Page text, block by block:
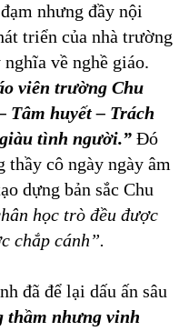
nhưng đầy nội
triển của nhà trường
về nghề giáo.
viên trường Chu
Tâm huyết – Trách
tình người.” Đó
cô ngày ngày âm
dựng bản sắc Chu
học trò đều được
chắp cánh”.
đã để lại dấu ấn sâu
thầm nhưng vinh